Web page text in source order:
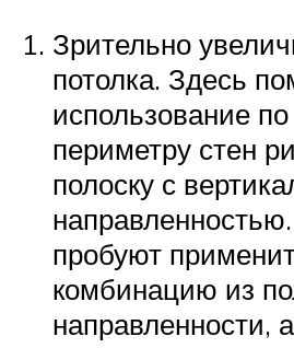
Зрительно
потолка. Здесь
использование
периметру стен
полоску с
пробуют
комбинацию из
направленности,